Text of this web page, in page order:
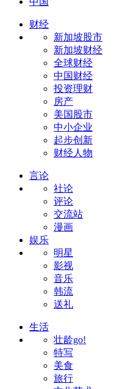
财经
新加坡股市
新加坡财经
全球财经
中国财经
投资理财
房产
美国股市
中小企业
起步创新
财经人物
言论
社论
评论
交流站
漫画
娱乐
明星
影视
音乐
韩流
送礼
生活
壮龄go!
特写
美食
旅行